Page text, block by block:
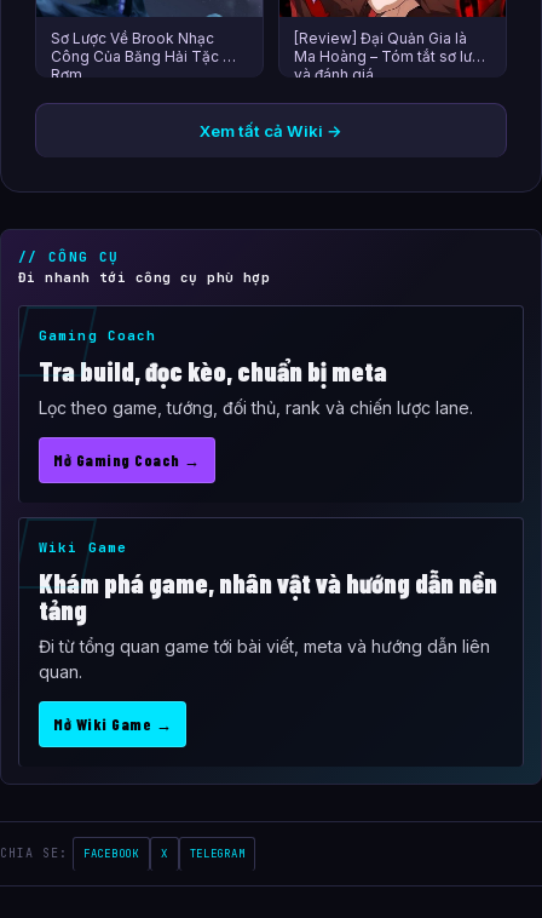
Sơ Lược Về Brook Nhạc
Công Của Băng Hải Tặc Mũ
Rơm
[Review] Đại Quản Gia là
Ma Hoàng – Tóm tắt sơ lược
và đánh giá
Xem tất cả Wiki →
// CÔNG CỤ
Đi nhanh tới công cụ phù hợp
Gaming Coach
Tra build, đọc kèo, chuẩn bị meta
Lọc theo game, tướng, đối thủ, rank và chiến lược lane.
Mở Gaming Coach →
Wiki Game
Khám phá game, nhân vật và hướng dẫn nền
tảng
Đi từ tổng quan game tới bài viết, meta và hướng dẫn liên
quan.
Mở Wiki Game →
CHIA SE: FACEBOOK X TELEGRAM